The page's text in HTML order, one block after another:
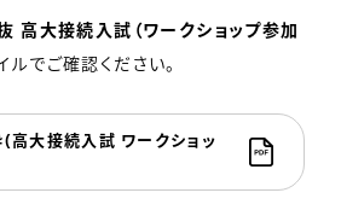
高大接続入試（ワークショップ参加
ルでご確認ください。
大接続入試 ワークショッ